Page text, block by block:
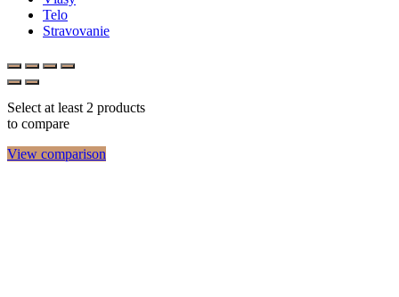
Telo
Stravovanie
Select at least 2 products
to compare
View comparison